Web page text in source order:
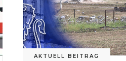
AKTUELL BEITRAG